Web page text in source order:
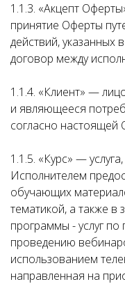
1.1.3. «Акцепт
принятие Оферты
действий, указанных
договор между
1.1.4. «Клиент» —
и являющееся
согласно настоящей
1.1.5. «Курс» —
Исполнителем
обучающих
тематикой, а также в
программы - услуг
проведению
использованием
направленная на